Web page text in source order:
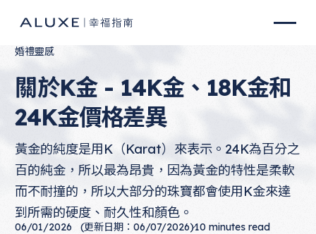
婚禮靈感
關於K金 - 14K金、18K金和
24K金價格差異
黃金的純度是用K（Karat）來表示。24K為百分之
百的純金，所以最為昂貴，因為黃金的特性是柔軟
而不耐撞的，所以大部分的珠寶都會使用K金來達
到所需的硬度、耐久性和顏色。
06/01/2026 (更新日期：06/07/2026)10 minutes read